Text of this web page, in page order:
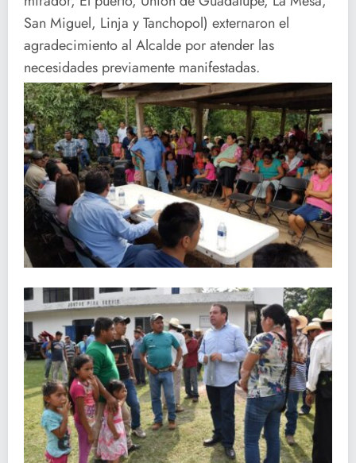
San Miguel, Linja y Tanchopol) externaron el
agradecimiento al Alcalde por atender las
necesidades previamente manifestadas.